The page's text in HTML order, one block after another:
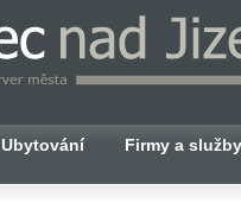
Ubytování Firmy a služby